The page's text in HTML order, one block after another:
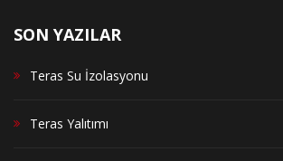
SON YAZILAR
Teras Su İzolasyonu
Teras Yalıtımı